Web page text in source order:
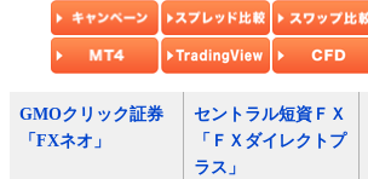
GMOクリック証券
「FXネオ」
セントラル短資ＦＸ
「ＦＸダイレクトプ
ラス」